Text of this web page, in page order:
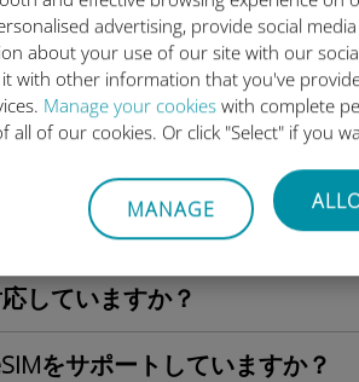
advertising, provide social
about your use of our site with our
with other information that you've
Manage your cookies with complete
all of our cookies. Or click "Select" if you
MANAGE
データプラン
て、eSIMのメリットは何です
していますか？
ルは？
していますか？
をサポートしていますか？